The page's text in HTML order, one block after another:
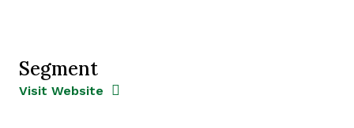
Segment
Opens new window
Visit Website Opens New Window